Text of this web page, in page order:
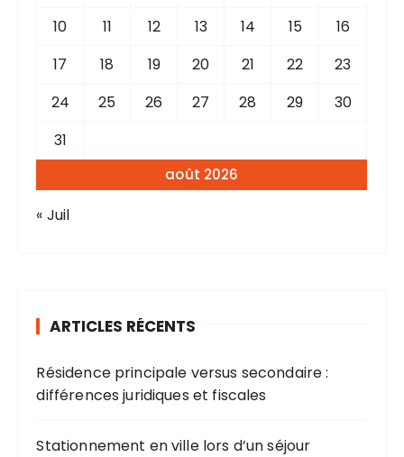
août 2026
10
11 12 13 14 15
16
17
18 19 20 21 22
23
24
25 26 27 28 29
30
31
« Juil
ARTICLES RÉCENTS
Résidence principale versus secondaire :
différences juridiques et fiscales
Stationnement en ville lors d’un séjour